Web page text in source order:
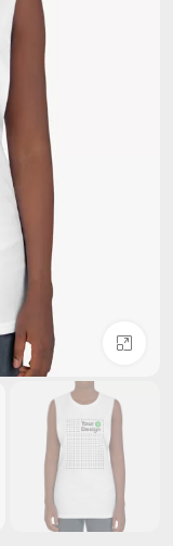
بزرگنمایی تصویر